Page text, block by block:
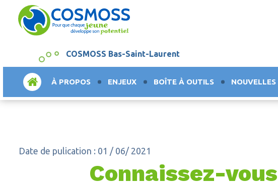
COSMOSS Bas-Saint-Laurent
ACCUEILÀ PROPOS ENJEUX BOÎTE À OUTILS NOUVELLES
Date de pulication : 01 / 06/ 2021
Connaissez-